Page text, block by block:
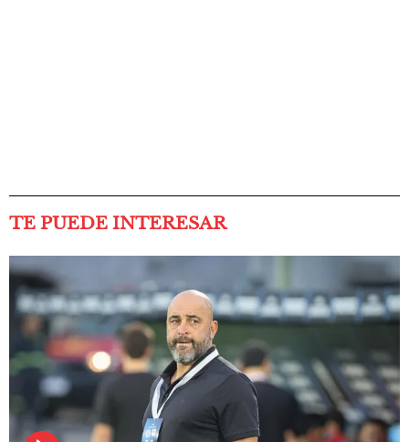
TE PUEDE INTERESAR